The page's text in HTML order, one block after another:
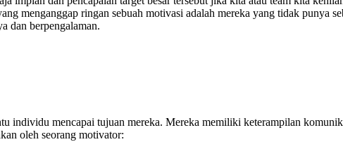
menganggap ringan sebuah motivasi adalah mereka yang tidak punya
dan berpengalaman.
individu mencapai tujuan mereka. Mereka memiliki keterampilan
oleh seorang motivator: